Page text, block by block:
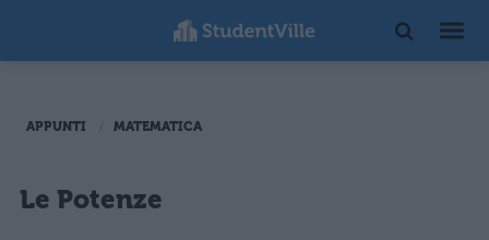
APPUNTI MATEMATICA
Le Potenze